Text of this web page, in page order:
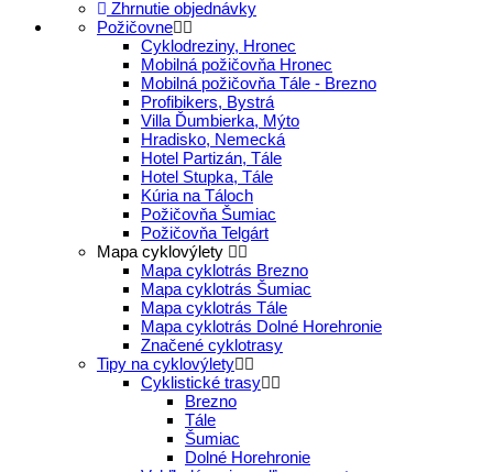
Zhrnutie objednávky
Požičovne
Cyklodreziny, Hronec
Mobilná požičovňa Hronec
Mobilná požičovňa Tále - Brezno
Profibikers, Bystrá
Villa Ďumbierka, Mýto
Hradisko, Nemecká
Hotel Partizán, Tále
Hotel Stupka, Tále
Kúria na Táloch
Požičovňa Šumiac
Požičovňa Telgárt
Mapa cyklovýlety
Mapa cyklotrás Brezno
Mapa cyklotrás Šumiac
Mapa cyklotrás Tále
Mapa cyklotrás Dolné Horehronie
Značené cyklotrasy
Tipy na cyklovýlety
Cyklistické trasy
Brezno
Tále
Šumiac
Dolné Horehronie